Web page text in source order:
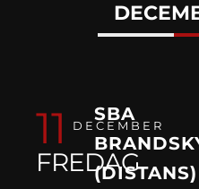
11 DECEMBER
FREDAG
SBA